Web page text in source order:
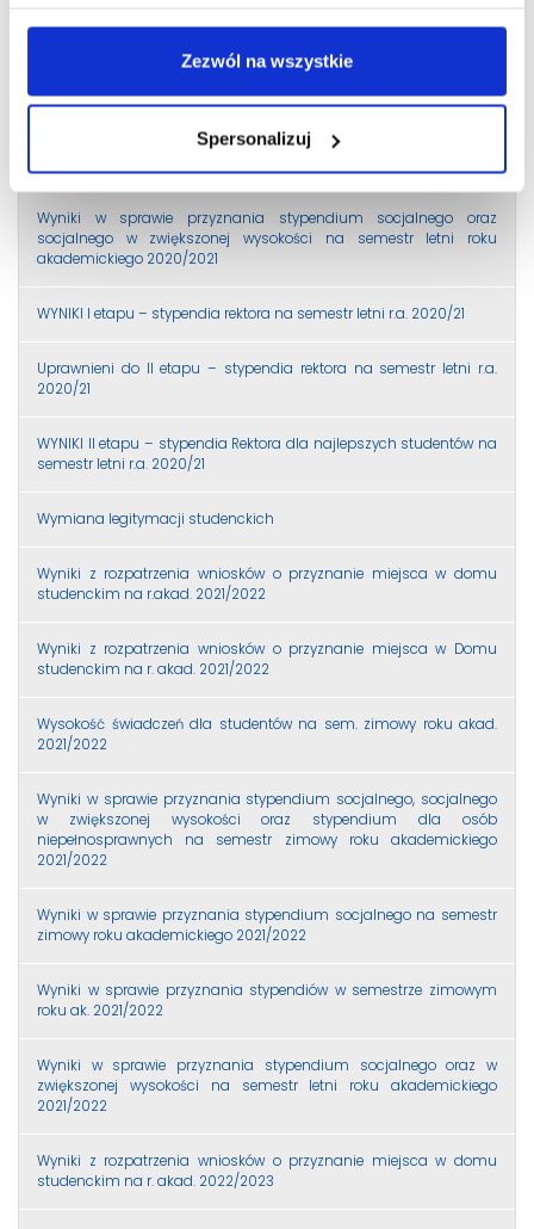
Zezwól na wszystkie
Spersonalizuj
2020/2021
Przedłużony termin składania wniosków o stypendium Rektora dla
Wyniki w sprawie przyznania stypendium socjalnego oraz
socjalnego w zwiększonej wysokości na semestr letni roku
akademickiego 2020/2021
WYNIKI I etapu – stypendia rektora na semestr letni r.a. 2020/21
Uprawnieni do II etapu – stypendia rektora na semestr letni r.a.
2020/21
WYNIKI II etapu – stypendia Rektora dla najlepszych studentów na
semestr letni r.a. 2020/21
Wymiana legitymacji studenckich
Wyniki z rozpatrzenia wniosków o przyznanie miejsca w domu
studenckim na r.akad. 2021/2022
Wyniki z rozpatrzenia wniosków o przyznanie miejsca w Domu
studenckim na r. akad. 2021/2022
Wysokość świadczeń dla studentów na sem. zimowy roku akad.
2021/2022
Wyniki w sprawie przyznania stypendium socjalnego, socjalnego
w zwiększonej wysokości oraz stypendium dla osób
niepełnosprawnych na semestr zimowy roku akademickiego
2021/2022
Wyniki w sprawie przyznania stypendium socjalnego na semestr
zimowy roku akademickiego 2021/2022
Wyniki w sprawie przyznania stypendiów w semestrze zimowym
roku ak. 2021/2022
Wyniki w sprawie przyznania stypendium socjalnego oraz w
zwiększonej wysokości na semestr letni roku akademickiego
2021/2022
Wyniki z rozpatrzenia wniosków o przyznanie miejsca w domu
studenckim na r. akad. 2022/2023